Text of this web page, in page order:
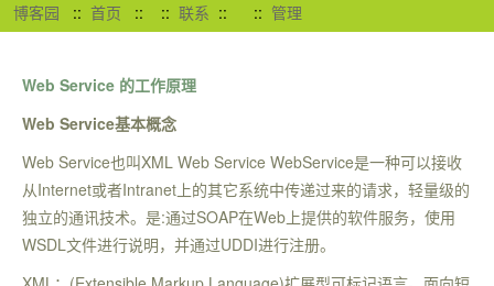
博客园 :: 首页 :: :: 联系 :: :: 管理
Web Service 的工作原理
Web Service基本概念
Web Service也叫XML Web Service WebService是一种可以接收
从Internet或者Intranet上的其它系统中传递过来的请求，轻量级的
独立的通讯技术。是:通过SOAP在Web上提供的软件服务，使用
WSDL文件进行说明，并通过UDDI进行注册。